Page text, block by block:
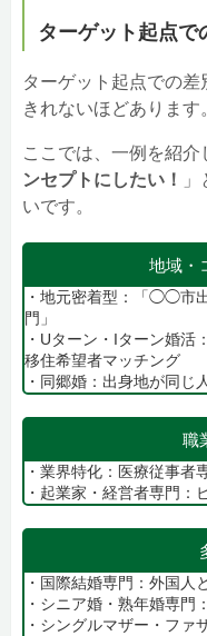
ターゲット起点で
ターゲット起点での差
きれないほどあります
ここでは、一例を紹介
ンセプトにしたい！
いです。
地域・
・地元密着型：「◯◯市
門」
・Uターン・Iターン婚活
移住希望者マッチング
・同郷婚：出身地が同じ
職
・業界特化：医療従事者
・起業家・経営者専門：
・国際結婚専門：外国人
・シニア婚・熟年婚専門
・シングルマザー・ファ